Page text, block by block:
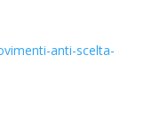
anti-scelta-